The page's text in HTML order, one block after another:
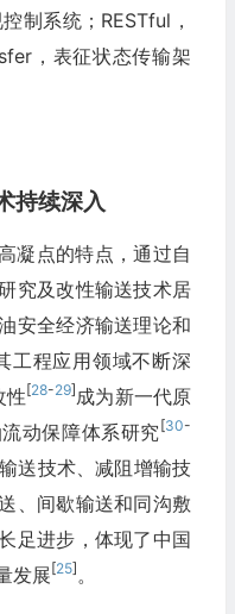
制系统；RESTful，
，表征状态传输架
持续深入
凝点的特点，通过自
究及改性输送技术居
安全经济输送理论和
工程应用领域不断深
性[28-29] 成为新一代原
动保障体系研究[30-
送技术、减阻增输技
、间歇输送和同沟敷
足进步，体现了中国
发展[25] 。